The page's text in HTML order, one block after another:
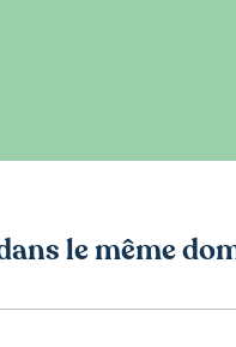
le même